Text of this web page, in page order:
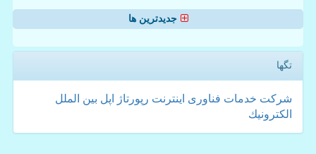
جدیدترین ها
تگها
شركت خدمات فناوری اینترنت رپورتاژ اپل بین الملل
الكترونیك